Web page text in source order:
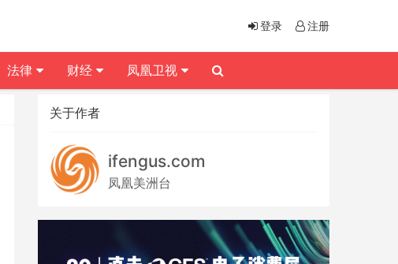
关于作者
ifengus.com
凤凰美洲台
登录 注册
法律 财经 凤凰卫视